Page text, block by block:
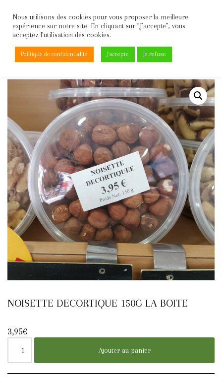
Aller
au
contenu
Accueil \ Fruits secs \ Noisette decortique 150g la boite
NOISETTE DECORTIQUE 150G LA BOITE
3,95€
Ajouter au panier
Nous utilisons des cookies pour vous proposer la meilleure
expérience sur notre site. En cliquant sur ”J’accepte”, vous
acceptez l’utilisation des cookies.
Politique de confidentialité J'accepte Je refuse